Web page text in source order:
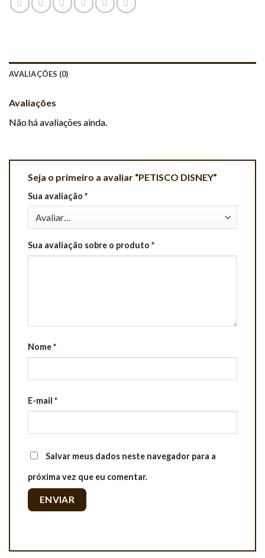
AVALIAÇÕES (0)
Avaliações
Não há avaliações ainda.
Seja o primeiro a avaliar “PETISCO DISNEY”
Sua avaliação *
Sua avaliação sobre o produto *
Nome*
E-mail *
Salvar meus dados neste navegador para a
próxima vez que eu comentar.